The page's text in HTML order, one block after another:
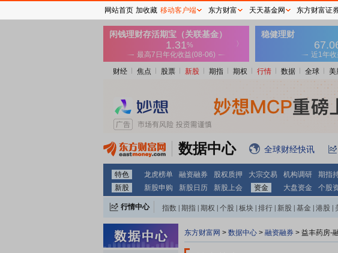
财经 焦点 股票 新股 期指 期权 行情 数据 全球 美
数据中心 全球财经快讯
特色 龙虎榜单 融资融券 股权质押 大宗交易 机构调研 期指
新股
新股申购 新股日历 新股上会 资金 大盘资金 个股
行情中心 指数 期指 期权 个股 板块 排行 新股 基金 港股
东方财富网 > 数据中心 > 融资融券 > 益丰药房-
网站首页 加收藏 移动客户端 东方财富 天天基金网 东方财富证